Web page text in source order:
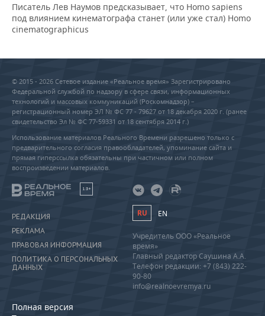
Писатель Лев Наумов предсказывает, что Homo sapiens
под влиянием кинематографа станет (или уже стал) Homo
cinematographicus
© 2015 - 2026 Сетевое издание «Реальное время» Зарегистрировано
Федеральной службой по надзору в сфере связи, информационных
технологий и массовых коммуникаций (Роскомнадзор) –
регистрационный номер ЭЛ № ФС 77 - 79627 от 18 декабря 2020 г. (ранее
свидетельство Эл № ФС 77-59331 от 18 сентября 2014 г.)
Использование материалов Реального Времени разрешено только с
предварительного согласия правообладателей, упоминание сайта и
прямая гиперссылка обязательны при частичном или полном
воспроизведении материалов.
18+
РЕДАКЦИЯ
РЕКЛАМА
ПРАВОВАЯ ИНФОРМАЦИЯ
ПОЛИТИКА О ПЕРСОНАЛЬНЫХ
ДАННЫХ
Полная версия
RU EN
Учредитель ООО «Реальное
время»
Главный редактор Саушина А.А.
Телефон редакции: +7 (843) 222-
90-80
info@realnoevremya.ru